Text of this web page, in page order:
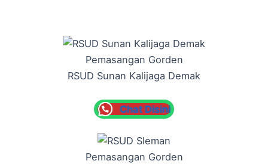
Pemasangan Gorden
RSUD Sunan Kalijaga Demak
Chat Disini
Pemasangan Gorden